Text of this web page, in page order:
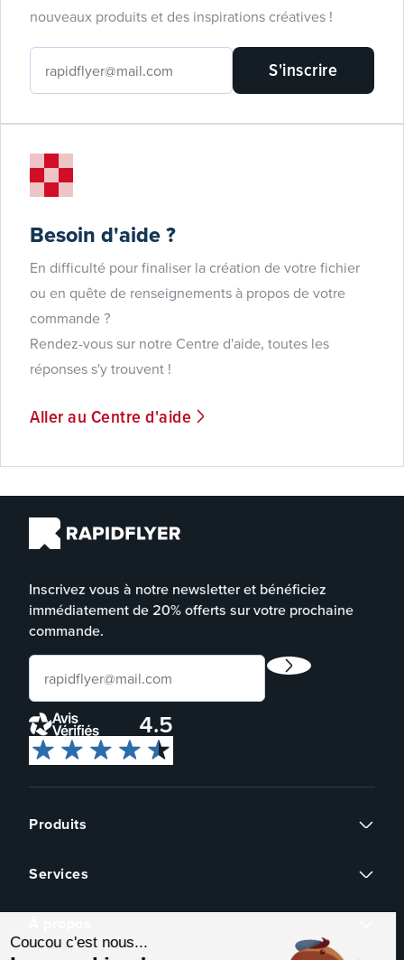
nouveaux produits et des inspirations créatives !
S'inscrire
Besoin d'aide ?
En difficulté pour finaliser la création de votre fichier
ou en quête de renseignements à propos de votre
commande ?
Rendez-vous sur notre Centre d'aide, toutes les
réponses s'y trouvent !
Aller au Centre d'aide
Inscrivez vous à notre newsletter et bénéficiez
immédiatement de 20% offerts sur votre prochaine
commande.
4.5
Produits
Cartes de visite
Brochures
Éco-responsable
Services
Revendeurs
Qui sommes-nous ?
Coucou c'est nous...